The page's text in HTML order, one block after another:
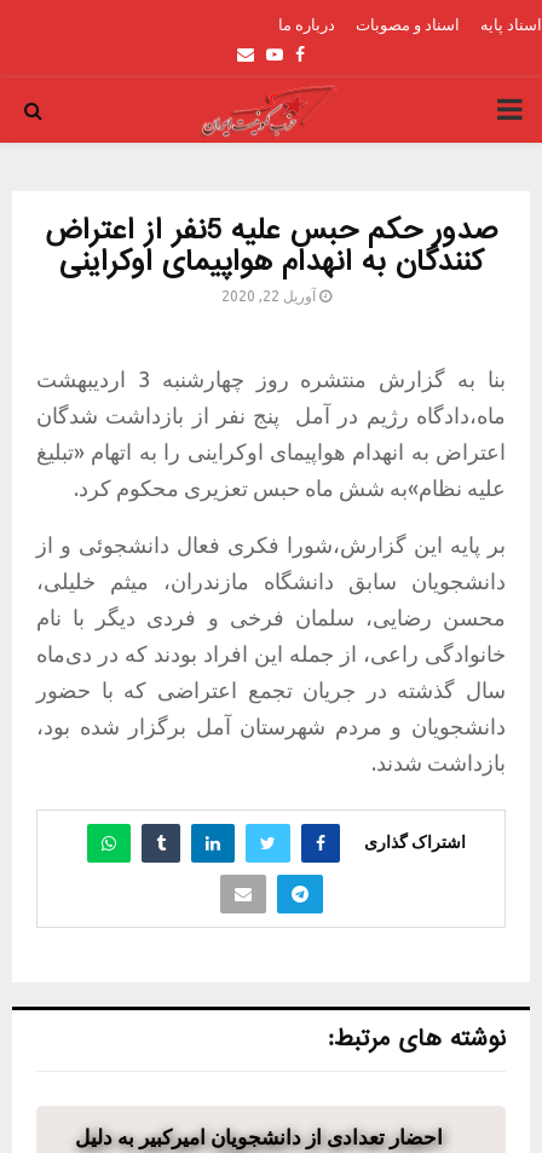
اسناد پایه اسناد و مصوبات درباره ما
Facebook
Youtube
Email
PRIMARY
صدور حکم حبس علیه 5نفر از اعتراض
کنندگان به انهدام هواپیمای اوکراینی
آوریل 22, 2020
بنا به گزارش منتشره روز چهارشنبه 3 اردیبهشت
ماه،دادگاه رژیم در آمل پنج نفر از بازداشت شدگان
اعتراض به انهدام هواپیمای اوکراینی را به اتهام «تبلیغ
علیه نظام»به شش ماه حبس تعزیری محکوم کرد.
بر پایه این گزارش،شورا فکری فعال دانشجوئی و از
دانشجویان سابق دانشگاه مازندران، میثم خلیلی،
محسن رضایی، سلمان فرخی و فردی دیگر با نام
خانوادگی راعی، از جمله این افراد بودند که در دی‌ماه
سال گذشته در جریان تجمع اعتراضی که با حضور
دانشجویان و مردم شهرستان آمل برگزار شده بود،
بازداشت شدند.
اشتراک گذاری
نوشته های مرتبط:
احضار تعدادی از دانشجویان امیرکبیر به دلیل